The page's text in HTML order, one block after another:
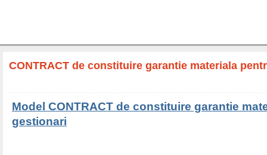
CONTRACT de constituire garantie materiala
Model CONTRACT de constituire garantie
gestionari